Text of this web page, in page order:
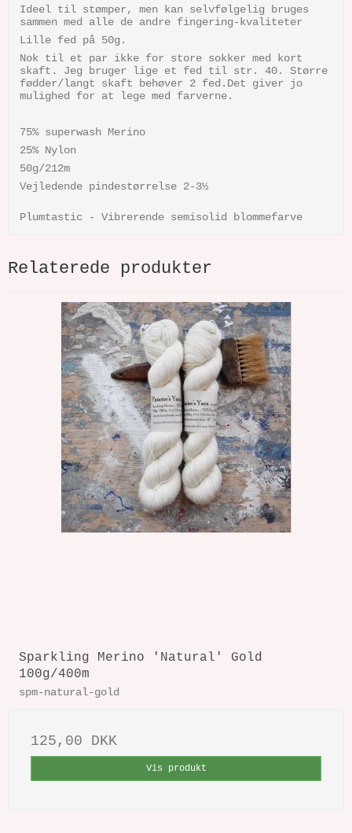
Ideel til stømper, men kan selvfølgelig bruges
sammen med alle de andre fingering-kvaliteter
Lille fed på 50g.
Nok til et par ikke for store sokker med kort
skaft. Jeg bruger lige et fed til str. 40. Større
fødder/langt skaft behøver 2 fed.Det giver jo
mulighed for at lege med farverne.
75% superwash Merino
25% Nylon
50g/212m
Vejledende pindestørrelse 2-3½
Plumtastic - Vibrerende semisolid blommefarve
Relaterede produkter
Sparkling Merino 'Natural' Gold
100g/400m
spm-natural-gold
125,00 DKK
Vis produkt